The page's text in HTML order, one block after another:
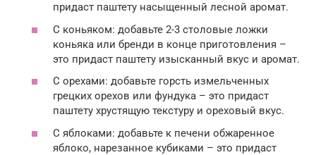
придаст паштету насыщенный лесной аромат.
С коньяком: добавьте 2-3 столовые ложки
коньяка или бренди в конце приготовления –
это придаст паштету изысканный вкус и аромат.
С орехами: добавьте горсть измельченных
грецких орехов или фундука – это придаст
паштету хрустящую текстуру и ореховый вкус.
С яблоками: добавьте к печени обжаренное
яблоко, нарезанное кубиками – это придаст